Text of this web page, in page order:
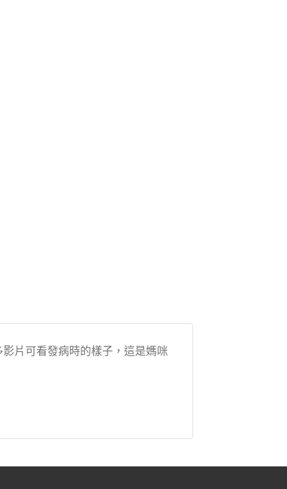
片可看發病時的樣子，這是媽咪